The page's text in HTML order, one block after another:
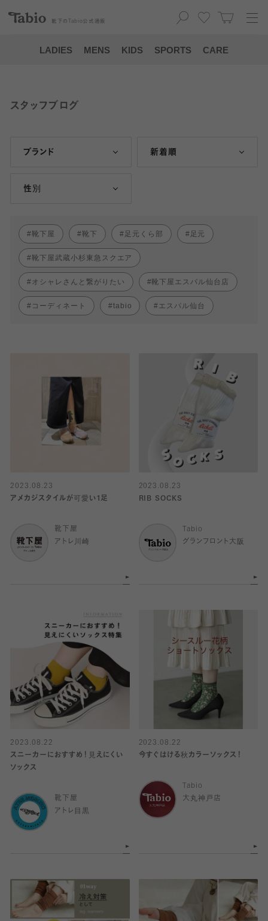
靴下の Tabio 公式通販
LADIES MENS KIDS SPORTS CARE
スタッフブログ
ブランド 新着順
性別
靴下屋 靴下 足元くら部 足元
靴下屋武蔵小杉東急スクエア
オシャレさんと繋がりたい 靴下屋エスパル仙台店
コーディネート tabio エスパル仙台
2023.08.23
アメカジスタイルが可愛い1足
靴下屋
アトレ川崎
2023.08.23
RIB SOCKS
Tabio
グランフロント大阪
2023.08.22
スニーカーにおすすめ！見えにくい
ソックス
靴下屋
アトレ目黒
2023.08.22
今すぐはける秋カラーソックス！
Tabio
大丸神戸店